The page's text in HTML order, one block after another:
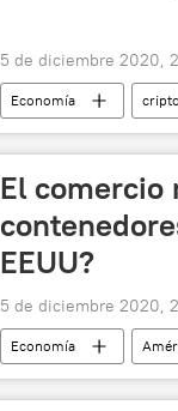
5 de diciembre 2020,
Economía
El comercio
EEUU?
5 de diciembre 2020,
Economía
contenedor
🌏